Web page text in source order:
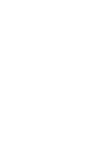
chez
avant de
fait pour